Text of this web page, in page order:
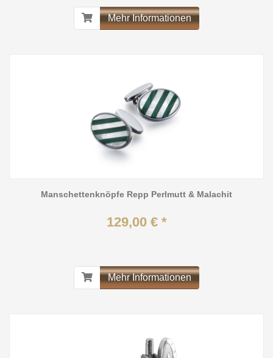
Mehr Informationen
Manschettenknöpfe Repp Perlmutt & Malachit
129,00 € *
Mehr Informationen